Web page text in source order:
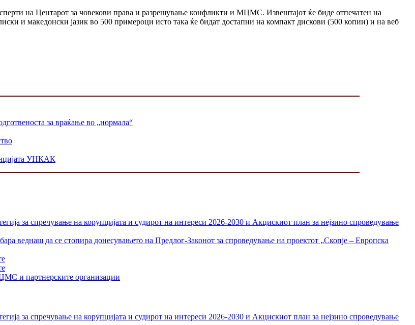
на Центарот за човекови права и разрешување конфликти и МЦМС. Извештајот ќе биде отпечатен на
и македонски јазик во 500 примероци исто така ќе бидат достапни на компакт дискови (500 копии) и на веб
за враќање во „нормала“
УНКАК
за спречување на корупцијата и судирот на интереси 2026-2030 и Акцискиот план за нејзино спроведување
веднаш да се стопира донесувањето на Предлог-Законот за спроведување на проектот „Скопје – Европска
и партнерските организации
за спречување на корупцијата и судирот на интереси 2026-2030 и Акцискиот план за нејзино спроведување